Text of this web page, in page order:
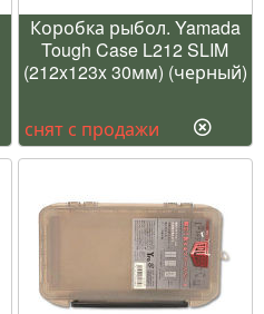
Коробка рыбол. Yamada
Tough Case L212 SLIM
(212x123x 30мм) (черный)
снят с продажи